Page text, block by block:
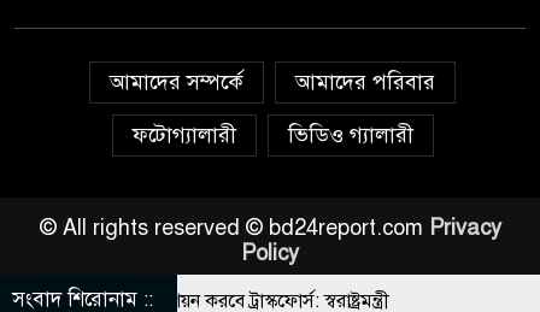
আমাদের সম্পর্কে
আমাদের পরিবার
ফটোগ্যালারী
ভিডিও গ্যালারী
© All rights reserved © bd24report.com Privacy
Policy
সংবাদ শিরোনাম ::
তালিকা প্রণয়ন করবে ট্রাস্কফোর্স: স্বরাষ্ট্রমন্ত্রী